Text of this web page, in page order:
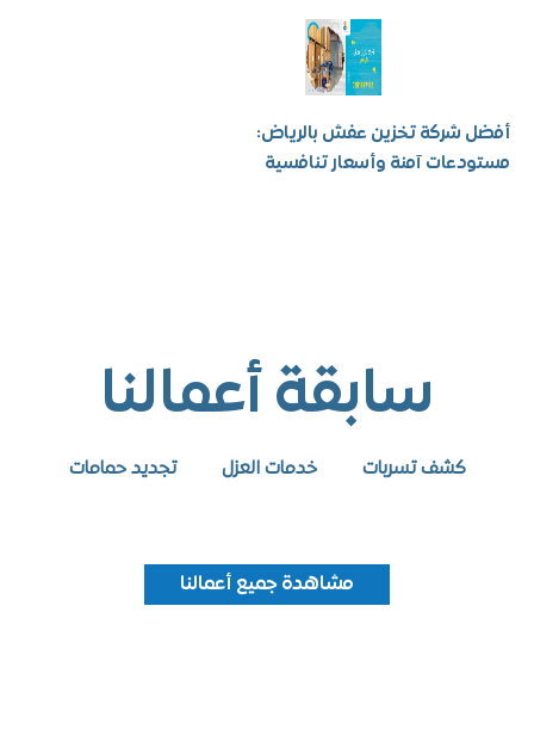
شركة تخزين عفش بالرياض:
آمنة وأسعار تنافسية
سابقة أعمالنا
كشف تسربات خدمات العزل تجديد حمامات
مشاهدة جميع أعمالنا